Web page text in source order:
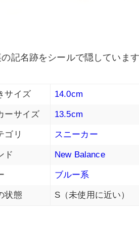
記名跡をシールで隠しています
サイズ 14.0cm
ーサイズ 13.5cm
ゴリ スニーカー
ド New Balance
ブルー系
状態 S（未使用に近い）